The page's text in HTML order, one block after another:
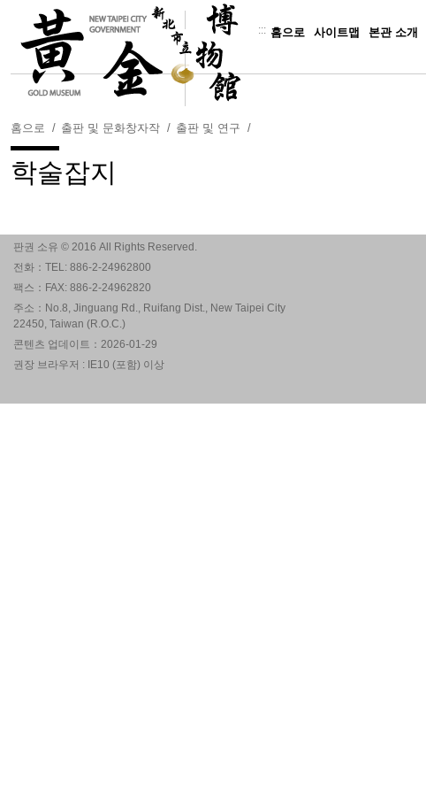
::: 홈으로 사이트맵 본관 소개
홈으로 출판 및 문화창자작 출판 및 연구
학술잡지
판권 소유 © 2016 All Rights Reserved.
전화：TEL: 886-2-24962800
팩스：FAX: 886-2-24962820
주소：No.8, Jinguang Rd., Ruifang Dist., New Taipei City
22450, Taiwan (R.O.C.)
콘텐츠 업데이트：2026-01-29
권장 브라우저 : IE10 (포함) 이상